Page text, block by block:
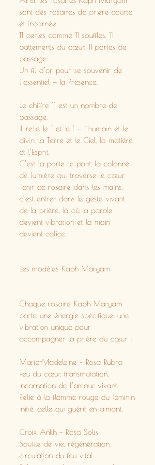
sont des rosaires de prière courte
et incarnée :
11 perles comme 11 souffles, 11
battements du cœur, 11 portes de
passage.
Un fil d’or pour se souvenir de
l’essentiel — la Présence.
Le chiffre 11 est un nombre de
passage.
Il relie le 1 et le 1 — l’humain et le
divin, la Terre et le Ciel, la matière
et l’Esprit.
C’est la porte, le pont, la colonne
de lumière qui traverse le cœur.
Tenir ce rosaire dans les mains,
c’est entrer dans le geste vivant
de la prière, là où la parole
devient vibration et la main
devient calice.
Les modèles Kaph Maryam
Chaque rosaire Kaph Maryam
porte une énergie spécifique, une
vibration unique pour
accompagner la prière du cœur :
Marie-Madeleine – Rosa Rubra
Feu du cœur, transmutation,
incarnation de l’amour vivant.
Relie à la flamme rouge du féminin
initié, celle qui guérit en aimant.
Croix Ankh – Rosa Solis
Souffle de vie, régénération,
circulation du feu vital.